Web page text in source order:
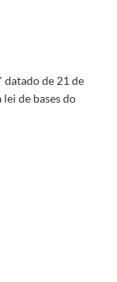
de 21 de
de bases do